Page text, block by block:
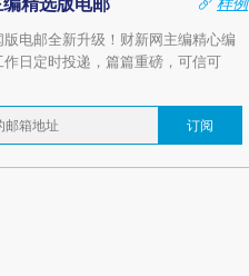
版电邮全新升级！财新网主编精心编
作日定时投递，篇篇重磅，可信可
订阅